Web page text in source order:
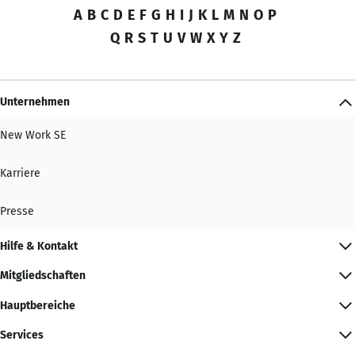
A B C D E F G H I J K L M N O P
Q R S T U V W X Y Z
Unternehmen
New Work SE
Karriere
Presse
Hilfe & Kontakt
Mitgliedschaften
Hauptbereiche
Services